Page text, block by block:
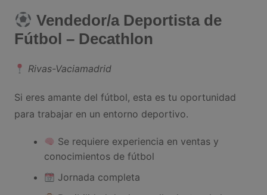
Vendedor/a Deportista de
Fútbol – Decathlon
Rivas-Vaciamadrid
Si eres amante del fútbol, esta es tu oportunidad
para trabajar en un entorno deportivo.
Se requiere experiencia en ventas y
conocimientos de fútbol
Jornada completa